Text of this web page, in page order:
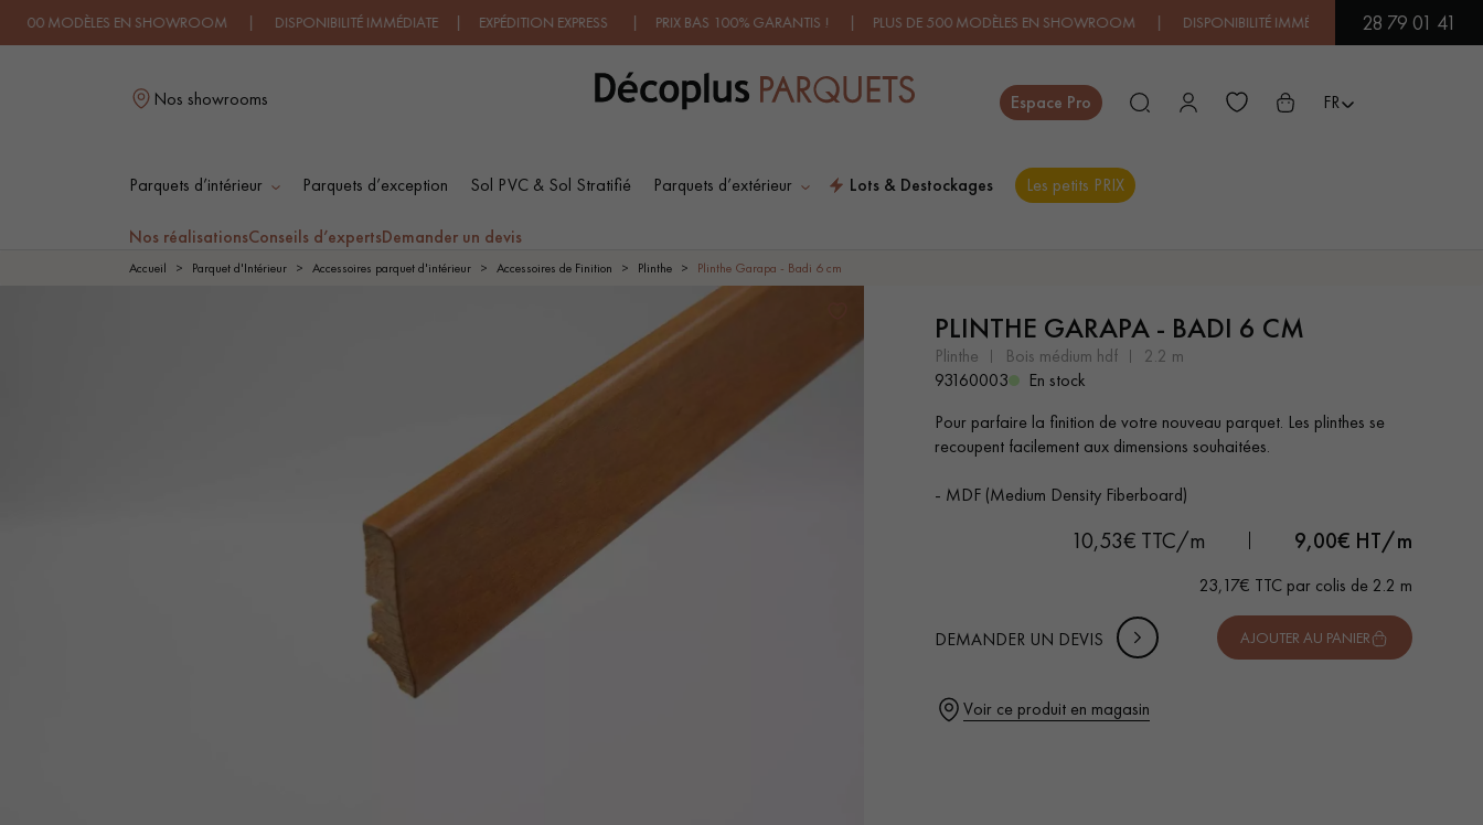
EN SHOWROOM | DISPONIBILITÉ IMMÉDIATE | EXPÉDITION EXPRESS | PRIX BAS 100% GARANTIS ! | PLUS DE 500 MODÈLES EN SHOWROOM | DISPONIBILITÉ IMMÉDIATE | EXPÉDITION EXPRESS
28 79 01 41
Nos showrooms Espace Pro FR
Parquets d’intérieur Parquets d’exception Sol PVC & Sol Stratifié Parquets d’extérieur Lots & Destockages Les petits PRIX
Nos réalisationsConseils d’expertsDemander un devisLES RECHERCHES LES PLUS COURANTES
SOL PLAQUÉ BOIS
VERITABLES
TRADITIONNELS
PARQUET EN BOIS
EXOTIQUE
PARQUET VERNIS
PARQUET EN BOIS
PARQUET LAMES
LARGES XXL
PARQUET EN CHÊNE
Accueil Parquet d'Intérieur Accessoires parquet d'intérieur Accessoires de Finition Plinthe Plinthe Garapa - Badi 6 cm
PLINTHE GARAPA - BADI 6 CM
plinthe bois médium hdf
2.2 m
93160003
En stock
Pour parfaire la finition de votre nouveau parquet. Les plinthes se
recoupent facilement aux dimensions souhaitées.
- MDF (Medium Density Fiberboard)
10,53€ TTC/m 9,00€ HT/m
23,17€ TTC par colis de 2.2 m
DEMANDER UN DEVIS
SURFACE DE VOTRE PROJET
m
Ajouter 10% de marge de sécurité (pour les chutes et les
Soit
AJOUTER AU PANIER
Voir ce produit en magasin